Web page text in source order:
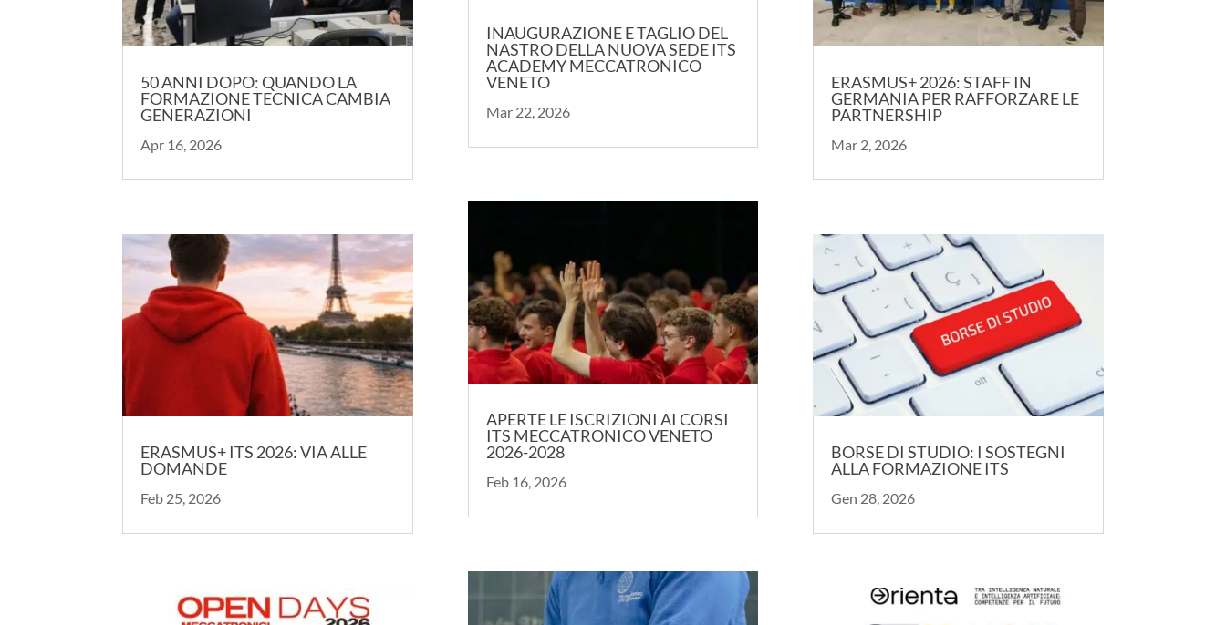
50 ANNI DOPO: QUANDO LA
FORMAZIONE TECNICA CAMBIA
GENERAZIONI
Apr 16, 2026
ERASMUS+ ITS 2026: VIA ALLE
DOMANDE
Feb 25, 2026
INAUGURAZIONE E TAGLIO DEL
NASTRO DELLA NUOVA SEDE ITS
ACADEMY MECCATRONICO
VENETO
Mar 22, 2026
APERTE LE ISCRIZIONI AI CORSI
ITS MECCATRONICO VENETO
2026-2028
Feb 16, 2026
ERASMUS+ 2026: STAFF IN
GERMANIA PER RAFFORZARE LE
PARTNERSHIP
Mar 2, 2026
BORSE DI STUDIO: I SOSTEGNI
ALLA FORMAZIONE ITS
Gen 28, 2026